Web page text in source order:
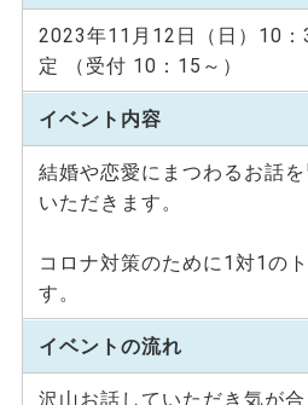
2023年11月12日（日）10
定 （受付 10：15～）
イベント内容
結婚や恋愛にまつわるお話
いただきます。
コロナ対策のために1対1の
す。
イベントの流れ
沢山お話していただき気が